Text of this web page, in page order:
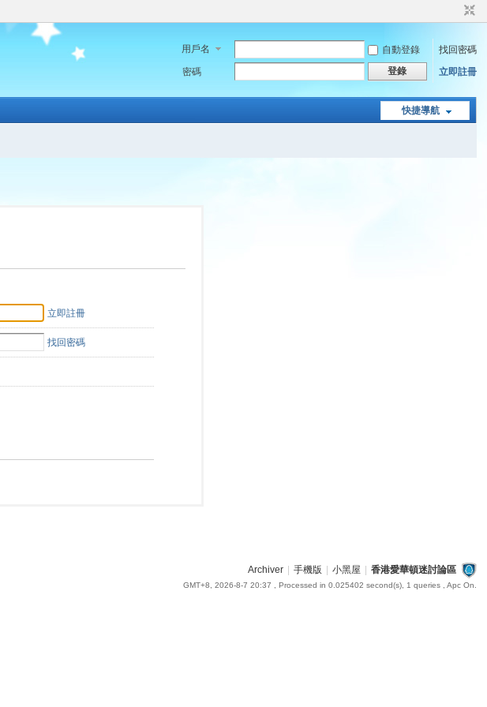
用戶名 自動登錄
找回密碼
密碼
登錄 立即註冊
快捷導航
立即註冊
找回密碼
Archiver 手機版 小黑屋 香港愛華頓迷討論區
GMT+8, 2026-8-7 20:37 , Processed in 0.025402 second(s), 1 queries , Apc On.